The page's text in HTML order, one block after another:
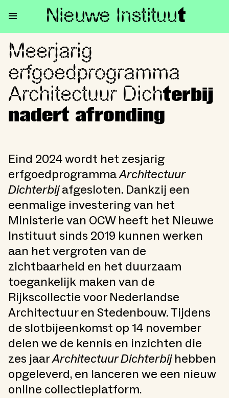
Nieuwe Instituut
Meerjarig
Meerjarig
erfgoedprogramma
Architectuur Dichterbij
nadert afronding
Eind 2024 wordt het zesjarig
erfgoedprogrammaArchitectuur
Dichterbijafgesloten. Dankzij een
eenmalige investering van het
Ministerie van OCW heeft het Nieuwe
Instituut sinds 2019 kunnen werken
aan het vergroten van de
zichtbaarheid en het duurzaam
toegankelijk maken van de
Rijkscollectie voor Nederlandse
Architectuur en Stedenbouw. Tijdens
de slotbijeenkomst op 14 november
delen we de kennis en inzichten die
zes jaarArchitectuur Dichterbijhebben
opgeleverd, en lanceren we een nieuw
online collectieplatform.